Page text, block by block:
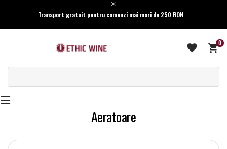
Transport gratuit pentru comenzi mai mari de 250 RON
0
Aeratoare